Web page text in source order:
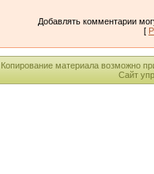
Добавлять комментарии
[
Копирование материала возможно
Сайт